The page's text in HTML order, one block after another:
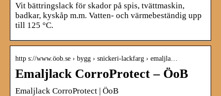
Vit bättringslack för skador på spis, tvättmaskin,
badkar, kyskåp m.m. Vatten- och värmebeständig upp
till 125 °C.
http s://www.öob.se › bygg › snickeri-lackfarg › emaljla…
Emaljlack CorroProtect – ÖoB
Emaljlack CorroProtect | ÖoB